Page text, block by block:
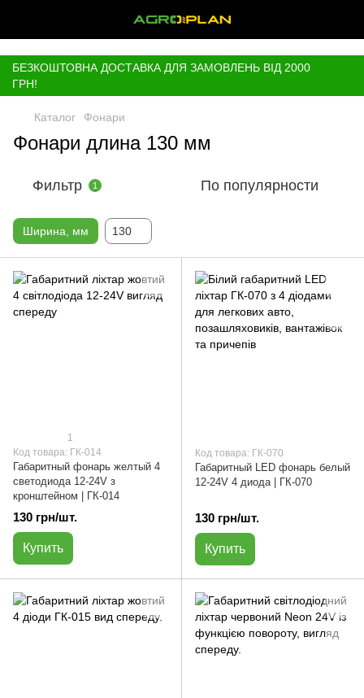
БЕЗКОШТОВНА ДОСТАВКА ДЛЯ ЗАМОВЛЕНЬ ВІД 2000
ГРН!
Каталог Фонари
Фонари длина 130 мм
Фильтр 1 По популярности
Ширина, мм 130
1
Код товара: ГК-014
Габаритный фонарь желтый 4
светодиода 12-24V з
кронштейном | ГК-014
130 грн/шт.
Купить
Код товара: ГК-070
Габаритный LED фонарь белый
12-24V 4 диода | ГК-070
130 грн/шт.
Купить